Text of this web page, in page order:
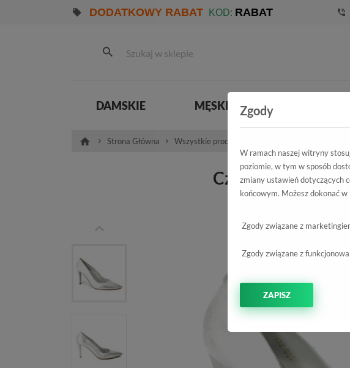
DODATKOWY RABAT KOD: RABAT
DAMSKIE MĘSKIE
Strona Główna Wszystkie produkty
Czółenka Giulio
P-6901 Przecier
-50%
Zgody
W ramach naszej witryny
poziomie, w tym w sposób
zmiany ustawień dotyczących
końcowym. Możesz dokonać
Zgody związane z
Zgody związane z
ZAPISZ